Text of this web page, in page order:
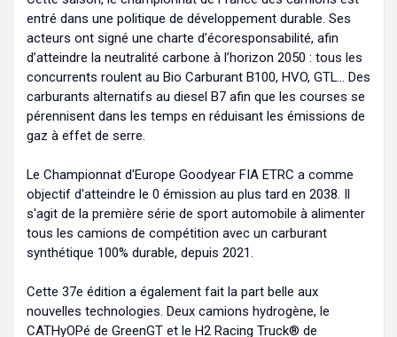
entré dans une politique de développement durable. Ses
acteurs ont signé une charte d’écoresponsabilité, afin
d’atteindre la neutralité carbone à l’horizon 2050 : tous les
concurrents roulent au Bio Carburant B100, HVO, GTL… Des
carburants alternatifs au diesel B7 afin que les courses se
pérennisent dans les temps en réduisant les émissions de
gaz à effet de serre.
Le Championnat d'Europe Goodyear FIA ETRC a comme
objectif d'atteindre le 0 émission au plus tard en 2038. Il
s'agit de la première série de sport automobile à alimenter
tous les camions de compétition avec un carburant
synthétique 100% durable, depuis 2021.
Cette 37e édition a également fait la part belle aux
nouvelles technologies. Deux camions hydrogène, le
CATHyOPé de GreenGT et le H2 Racing Truck® de